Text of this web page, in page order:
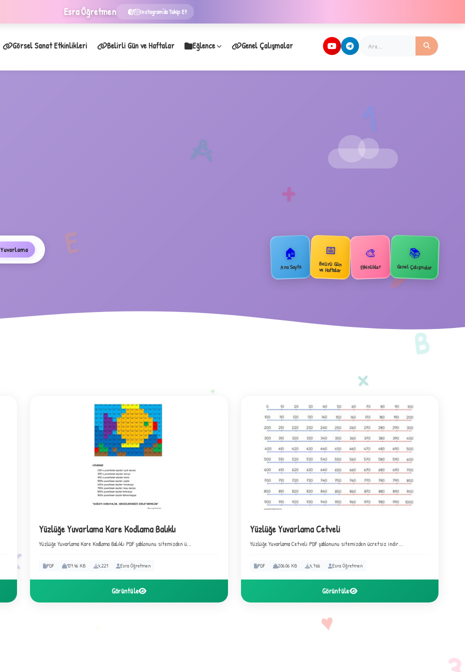
EsraÖğretmen Instagram'da Takip Et
✦
Görsel Sanat Etkinlikleri Belirli Gün ve Haftalar Eğlence Genel Çalışmalar
Yuvarlama 🏠
Ana Sayfa
📅
Belirli Gün
ve Haftalar
🎨
Etkinlikler
📚
Genel Çalışmalar
Yüzlüğe Yuvarlama Kare Kodlama Balıklı
Yüzlüğe Yuvarlama Kare Kodlama Balıklı PDF şablonunu sitemizden ü...
PDF 137.46 KB 4,221 Esra Öğretmen
Görüntüle
Yüzlüğe Yuvarlama Cetveli
Yüzlüğe Yuvarlama Cetveli PDF şablonunu sitemizden ücretsiz indir...
PDF 206.06 KB 4,766 Esra Öğretmen
Görüntüle
B
E
F
4
+
×
♥